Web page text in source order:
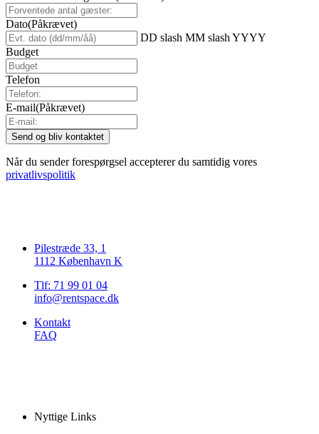
Dato(Påkrævet)
DD slash MM slash YYYY
Budget
Telefon
E-mail(Påkrævet)
Når du sender forespørgsel accepterer du samtidig vores
privatlivspolitik
Pilestræde 33, 1
1112 København K
Tlf: 71 99 01 04
info@rentspace.dk
Kontakt
FAQ
Nyttige Links